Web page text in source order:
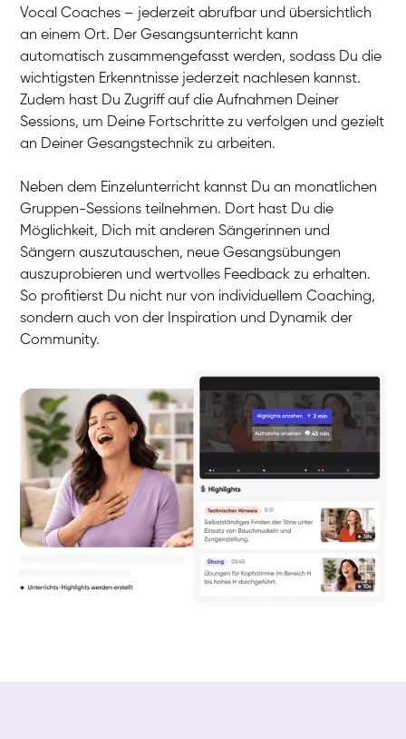
Vocal Coaches – jederzeit abrufbar und übersichtlich
an einem Ort. Der Gesangsunterricht kann
automatisch zusammengefasst werden, sodass Du die
wichtigsten Erkenntnisse jederzeit nachlesen kannst.
Zudem hast Du Zugriff auf die Aufnahmen Deiner
Sessions, um Deine Fortschritte zu verfolgen und gezielt
an Deiner Gesangstechnik zu arbeiten.
Neben dem Einzelunterricht kannst Du an monatlichen
Gruppen-Sessions teilnehmen. Dort hast Du die
Möglichkeit, Dich mit anderen Sängerinnen und
Sängern auszutauschen, neue Gesangsübungen
auszuprobieren und wertvolles Feedback zu erhalten.
So profitierst Du nicht nur von individuellem Coaching,
sondern auch von der Inspiration und Dynamik der
Community.